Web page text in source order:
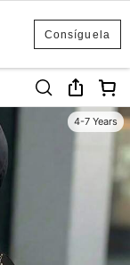
Consíguela
4-7 Years